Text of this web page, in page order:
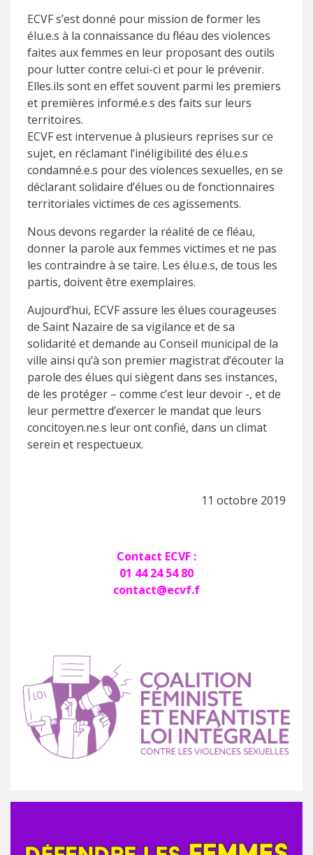
ECVF s’est donné pour mission de former les
élu.e.s à la connaissance du fléau des violences
faites aux femmes en leur proposant des outils
pour lutter contre celui-ci et pour le prévenir.
Elles.ils sont en effet souvent parmi les premiers
et premières informé.e.s des faits sur leurs
territoires.
ECVF est intervenue à plusieurs reprises sur ce
sujet, en réclamant l’inéligibilité des élu.e.s
condamné.e.s pour des violences sexuelles, en se
déclarant solidaire d’élues ou de fonctionnaires
territoriales victimes de ces agissements.
Nous devons regarder la réalité de ce fléau,
donner la parole aux femmes victimes et ne pas
les contraindre à se taire. Les élu.e.s, de tous les
partis, doivent être exemplaires.
Aujourd’hui, ECVF assure les élues courageuses
de Saint Nazaire de sa vigilance et de sa
solidarité et demande au Conseil municipal de la
ville ainsi qu’à son premier magistrat d’écouter la
parole des élues qui siègent dans ses instances,
de les protéger – comme c’est leur devoir -, et de
leur permettre d’exercer le mandat que leurs
concitoyen.ne.s leur ont confié, dans un climat
serein et respectueux.
11 octobre 2019
Contact ECVF :
01 44 24 54 80
contact@ecvf.f